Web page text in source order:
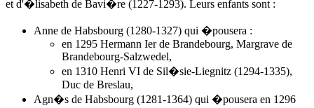
et d'�lisabeth de Bavi�re (1227-1293). Leurs enfants sont :
Anne de Habsbourg (1280-1327) qui �pousera :
en 1295 Hermann Ier de Brandebourg, Margrave de
Brandebourg-Salzwedel,
en 1310 Henri VI de Sil�sie-Liegnitz (1294-1335),
Duc de Breslau,
Agn�s de Habsbourg (1281-1364) qui �pousera en 1296